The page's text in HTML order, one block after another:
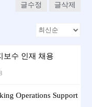
글수정 글삭제
보수 인재 채용
Operations Support